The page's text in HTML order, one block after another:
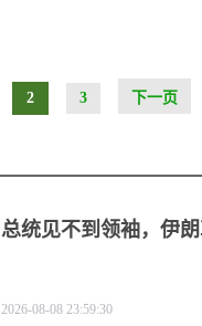
2 3 下一页
总统见不到领袖，伊
2026-08-08 23:59:30